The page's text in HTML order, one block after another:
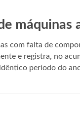
máquinas
com falta de
e registra, no
período do